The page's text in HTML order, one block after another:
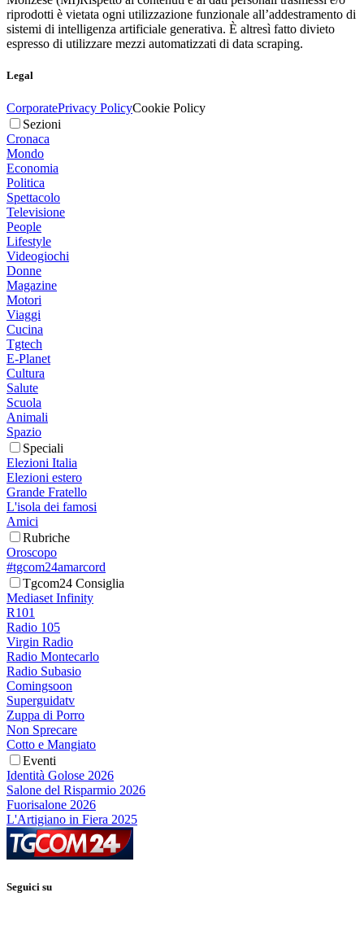
riprodotti è vietata ogni utilizzazione funzionale all’addestramento di
sistemi di intelligenza artificiale generativa. È altresì fatto divieto
espresso di utilizzare mezzi automatizzati di data scraping.
Legal
CorporatePrivacy PolicyCookie Policy
Sezioni
Cronaca
Mondo
Economia
Politica
Spettacolo
Televisione
People
Lifestyle
Videogiochi
Donne
Magazine
Motori
Viaggi
Cucina
Tgtech
E-Planet
Cultura
Salute
Scuola
Animali
Spazio
Speciali
Elezioni Italia
Elezioni estero
Grande Fratello
L'isola dei famosi
Amici
Rubriche
Oroscopo
#tgcom24amarcord
Tgcom24 Consiglia
Mediaset Infinity
R101
Radio 105
Virgin Radio
Radio Montecarlo
Radio Subasio
Comingsoon
Superguidatv
Zuppa di Porro
Non Sprecare
Cotto e Mangiato
Eventi
Identità Golose 2026
Salone del Risparmio 2026
Fuorisalone 2026
L'Artigiano in Fiera 2025
Seguici su